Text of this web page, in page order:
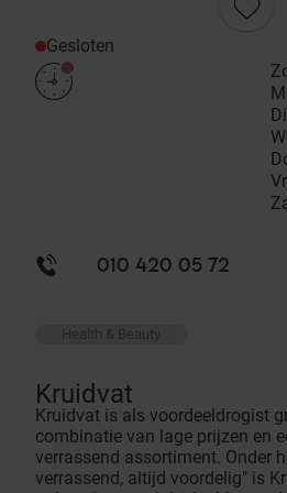
Gesloten
010 420 05 72
Health & Beauty
Kruidvat
Kruidvat is als voordeeldrogist
combinatie van lage prijzen en
verrassend assortiment. Onder
verrassend, altijd voordelig" is